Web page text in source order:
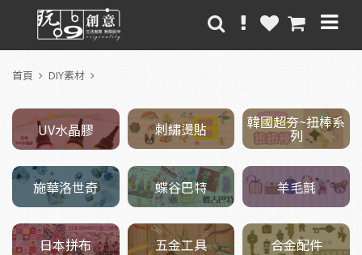
首頁 DIY素材
UV水晶膠 刺繡燙貼 韓國超夯~扭棒系
列
施華洛世奇 蝶谷巴特 羊毛氈
日本拼布 五金工具 合金配件